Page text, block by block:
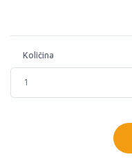
Količina